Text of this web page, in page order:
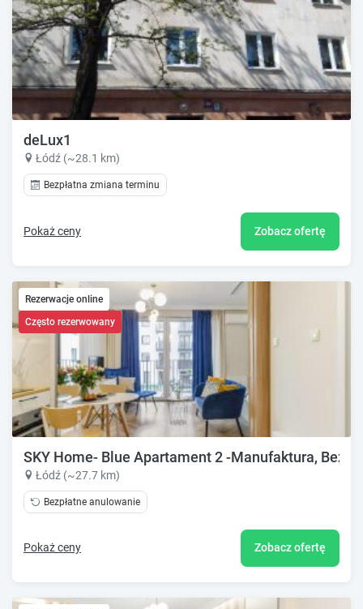
deLux1
Łódź (~28.1 km)
Bezpłatna zmiana terminu
Pokaż ceny Zobacz ofertę
Rezerwacje online
Często rezerwowany
SKY Home- Blue Apartament 2 -Manufaktura,
Łódź (~27.7 km)
Bezpłatne anulowanie
Pokaż ceny Zobacz ofertę